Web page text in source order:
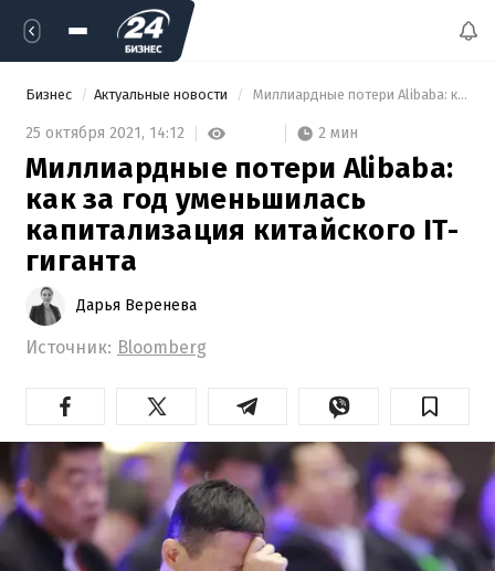
Бизнес Актуальные новости Миллиардные потери Alibaba: как за год уменьшилась капитализация китайского IT-гиганта
25 октября 2021, 14:12 2 мин
Миллиардные потери Alibaba:
как за год уменьшилась
капитализация китайского IT-
гиганта
Дарья Веренева
Источник: Bloomberg